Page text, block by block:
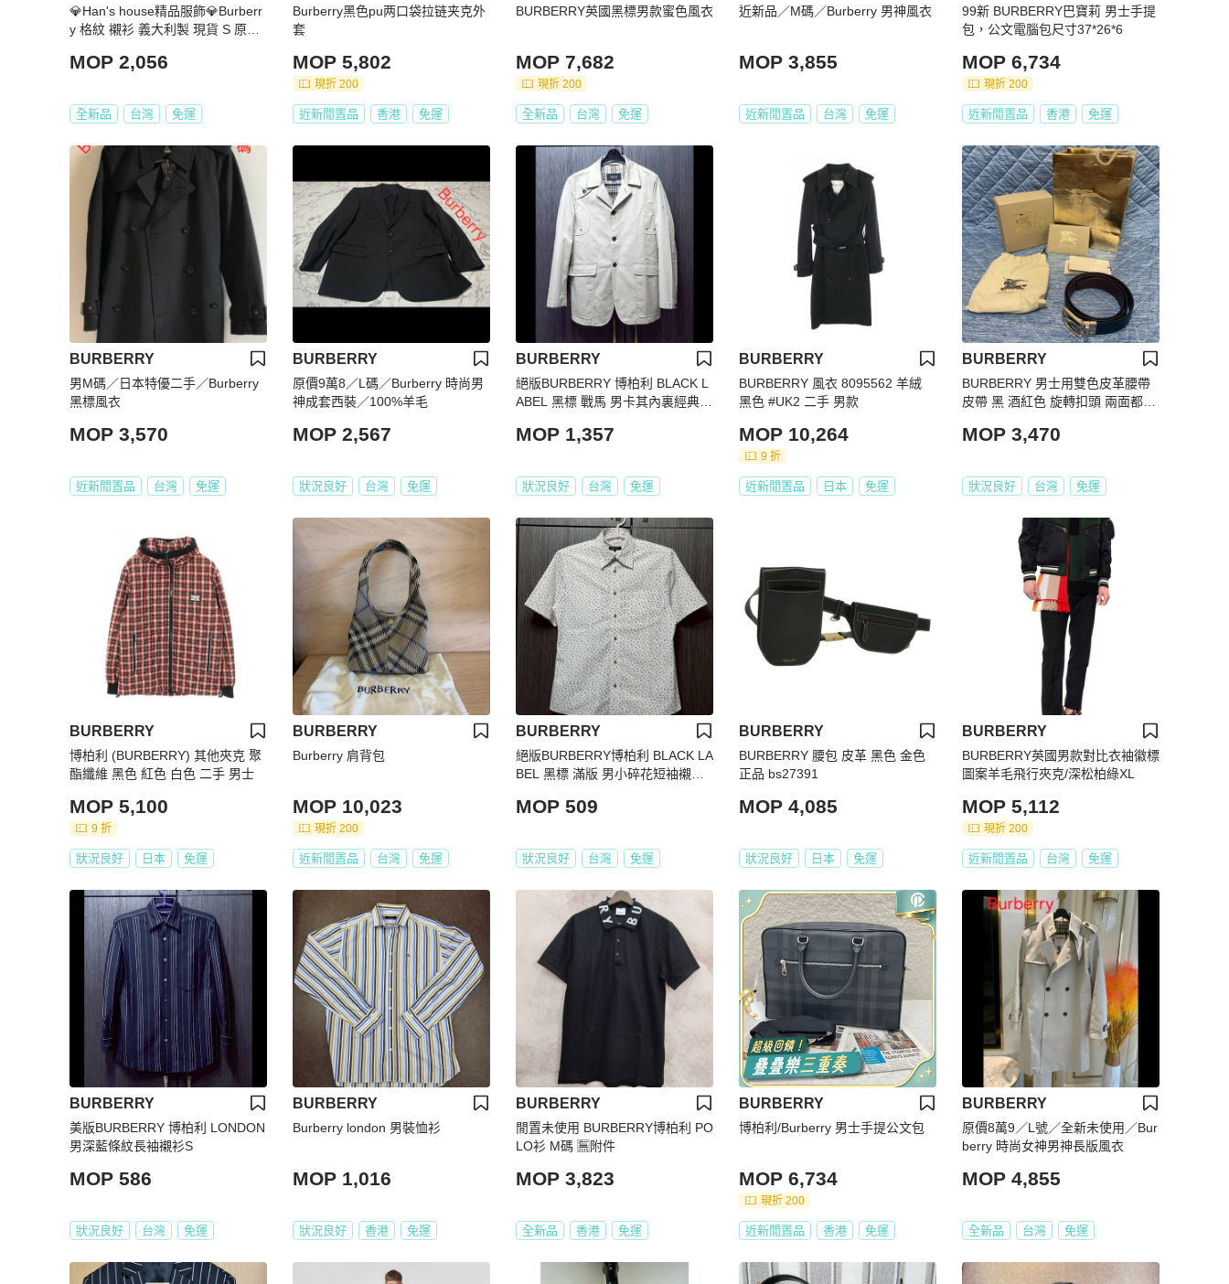
💎Han's house精品服飾💎Burberr
y 格紋 襯衫 義大利製 現貨 S 原價1
MOP 2,056
全新品 台灣 免運
Burberry黑色pu两口袋拉链夹克外
套
MOP 5,802
現折 200
近新閒置品 香港 免運
BURBERRY英國黑標男款蜜色風衣
MOP 7,682
現折 200
全新品 台灣 免運
近新品／M碼／Burberry 男神風衣
MOP 3,855
近新閒置品 台灣 免運
99新 BURBERRY巴寶莉 男士手提
包，公文電腦包尺寸37*26*6
MOP 6,734
現折 200
近新閒置品 香港 免運
BURBERRY
男M碼／日本特優二手／Burberry
黑標風衣
MOP 3,570
近新閒置品 台灣 免運
BURBERRY
原價9萬8／L碼／Burberry 時尚男
神成套西裝／100%羊毛
MOP 2,567
狀況良好 台灣 免運
BURBERRY
絕版BURBERRY 博柏利 BLACK L
ABEL 黑標 戰馬 男卡其內裏經典格
MOP 1,357
狀況良好 台灣 免運
BURBERRY
BURBERRY 風衣 8095562 羊絨
黑色 #UK2 二手 男款
MOP 10,264
9 折
近新閒置品 日本 免運
BURBERRY
BURBERRY 男士用雙色皮革腰帶
皮帶 黑 酒紅色 旋轉扣頭 兩面都可
MOP 3,470
狀況良好 台灣 免運
BURBERRY
博柏利 (BURBERRY) 其他夾克 聚
酯纖維 黑色 紅色 白色 二手 男士
MOP 5,100
9 折
狀況良好 日本 免運
BURBERRY
Burberry 肩背包
MOP 10,023
現折 200
近新閒置品 台灣 免運
BURBERRY
絕版BURBERRY博柏利 BLACK LA
BEL 黑標 滿版 男小碎花短袖襯衫2
MOP 509
狀況良好 台灣 免運
BURBERRY
BURBERRY 腰包 皮革 黑色 金色
正品 bs27391
MOP 4,085
狀況良好 日本 免運
BURBERRY
BURBERRY英國男款對比衣袖徽標
圖案羊毛飛行夾克/深松柏綠XL
MOP 5,112
現折 200
近新閒置品 台灣 免運
BURBERRY
美版BURBERRY 博柏利 LONDON
男深藍條紋長袖襯衫S
MOP 586
狀況良好 台灣 免運
BURBERRY
Burberry london 男裝恤衫
MOP 1,016
狀況良好 香港 免運
BURBERRY
閒置未使用 BURBERRY博柏利 PO
LO衫 M碼 🈚附件
MOP 3,823
全新品 香港 免運
BURBERRY
博柏利/Burberry 男士手提公文包
MOP 6,734
現折 200
近新閒置品 香港 免運
BURBERRY
原價8萬9／L號／全新未使用／Bur
berry 時尚女神男神長版風衣
MOP 4,855
全新品 台灣 免運